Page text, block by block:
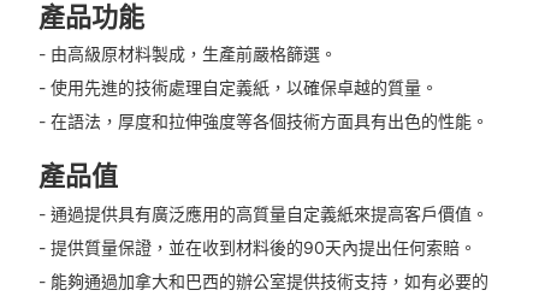
產品功能
- 由高級原材料製成，生產前嚴格篩選。
- 使用先進的技術處理自定義紙，以確保卓越的質量。
- 在語法，厚度和拉伸強度等各個技術方面具有出色的性能。
產品值
- 通過提供具有廣泛應用的高質量自定義紙來提高客戶價值。
- 提供質量保證，並在收到材料後的90天內提出任何索賠。
- 能夠通過加拿大和巴西的辦公室提供技術支持，如有必要的